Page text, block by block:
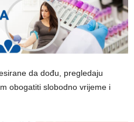
da dođu, pregledaju
obogatiti slobodno vrijeme i